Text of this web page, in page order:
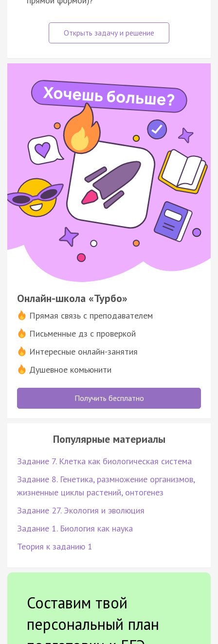
Онлайн-школа «Турбо»
Прямая связь с преподавателем
Письменные дз с проверкой
Интересные онлайн-занятия
Душевное комьюнити
Получить бесплатно
Популярные материалы
Задание 7. Клетка как биологическая система
Задание 8. Генетика, размножение организмов,
жизненные циклы растений, онтогенез
Задание 27. Экология и эволюция
Задание 1. Биология как наука
Теория к заданию 1
Составим твой
персональный план